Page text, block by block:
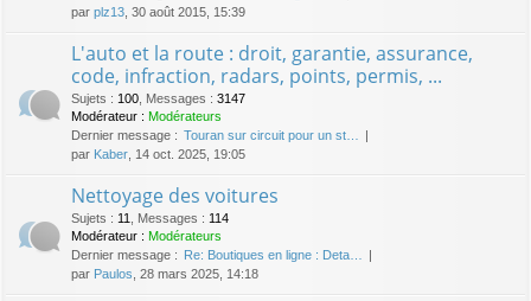
par plz13 , 30 août 2015, 15:39
L'auto et la route : droit, garantie, assurance,
code, infraction, radars, points, permis, ...
Sujets : 100 Messages : 3147
Modérateur : Modérateurs
Dernier message : Touran sur circuit pour un st…
par Kaber , 14 oct. 2025, 19:05
Nettoyage des voitures
Sujets : 11 Messages : 114
Modérateur : Modérateurs
Dernier message :
Re: Boutiques en ligne : Deta…
par Paulos , 28 mars 2025, 14:18